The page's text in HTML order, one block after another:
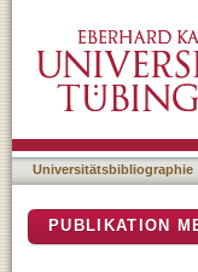
Universitätsbibliographie
PUBLIKATION